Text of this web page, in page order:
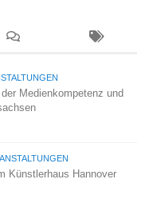
Medienkompetenz und
Künstlerhaus Hannover